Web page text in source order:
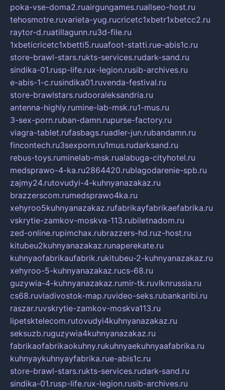
poka-vse-doma2.ruairgungames.ruallseo-host.ru
tehosmotre.ruvarieta-yug.rucricetc1xbetr1xbetcc2.ru
raytor-d.ruatillagunn.ru3d-file.ru
1xbeticricetc1xbetti5.ruuafoot-statti.rue-abis1c.ru
store-brawl-stars.rukts-services.rudark-sand.ru
sindika-01.rusp-life.rux-legion.rusib-archives.ru
e-abis-1-c.rusindika01.ruvenda-festival.ru
store-brawlstars.rudooraleksandria.ru
antenna-highly.rumine-lab-msk.ru1-mus.ru
3-sex-porn.ruban-damn.rupurse-factory.ru
viagra-tablet.rufasbags.ruadler-jun.rubandamn.ru
fincontech.ru3sexporn.ru1mus.rudarksand.ru
rebus-toys.ruminelab-msk.rualabuga-cityhotel.ru
medsprawo-4-ka.ru2864420.rublagodarenie-spb.ru
zajmy24.rutovudyi-4-kuhnyanazakaz.ru
brazzerscom.rumedsprawo4ka.ru
xehyroo5kuhnyanazakaz.rufabrikayfabrikaefabrika.ru
vskrytie-zamkov-moskva-113.rubiletnadom.ru
zed-online.rupimchax.rubrazzers-hd.ruz-host.ru
kitubeu2kuhnyanazakaz.runaperekate.ru
kuhnyaofabrikaufabrik.rukitubeu-2-kuhnyanazakaz.ru
xehyroo-5-kuhnyanazakaz.rucs-68.ru
guzywia-4-kuhnyanazakaz.rumir-tk.ruvlknrussia.ru
cs68.ruvladivostok-map.ruvideo-seks.rubankaribi.ru
raszar.ruvskrytie-zamkov-moskva113.ru
lipetsktelecom.rutovudyi4kuhnyanazakaz.ru
seksuzb.ruguzywia4kuhnyanazakaz.ru
fabrikaofabrikaokuhny.rukuhnyaekuhnyaafabrika.ru
kuhnyaykuhnyayfabrika.rue-abis1c.ru
store-brawl-stars.rukts-services.rudark-sand.ru
sindika-01.rusp-life.rux-legion.rusib-archives.ru